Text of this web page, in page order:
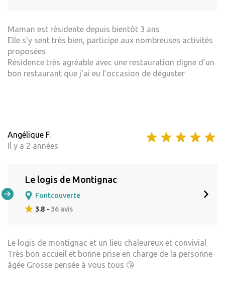
Maman est résidente depuis bientôt 3 ans
Elle s’y sent très bien, participe aux nombreuses activités
proposées
Résidence très agréable avec une restauration digne d’un
bon restaurant que j’ai eu l’occasion de déguster
Angélique F.
Il y a 2 années
Le logis de Montignac
Fontcouverte
3.8 - 36 avis
Le logis de montignac et un lieu chaleureux et convivial
Très bon accueil et bonne prise en charge de la personne
âgée Grosse pensée à vous tous 😘